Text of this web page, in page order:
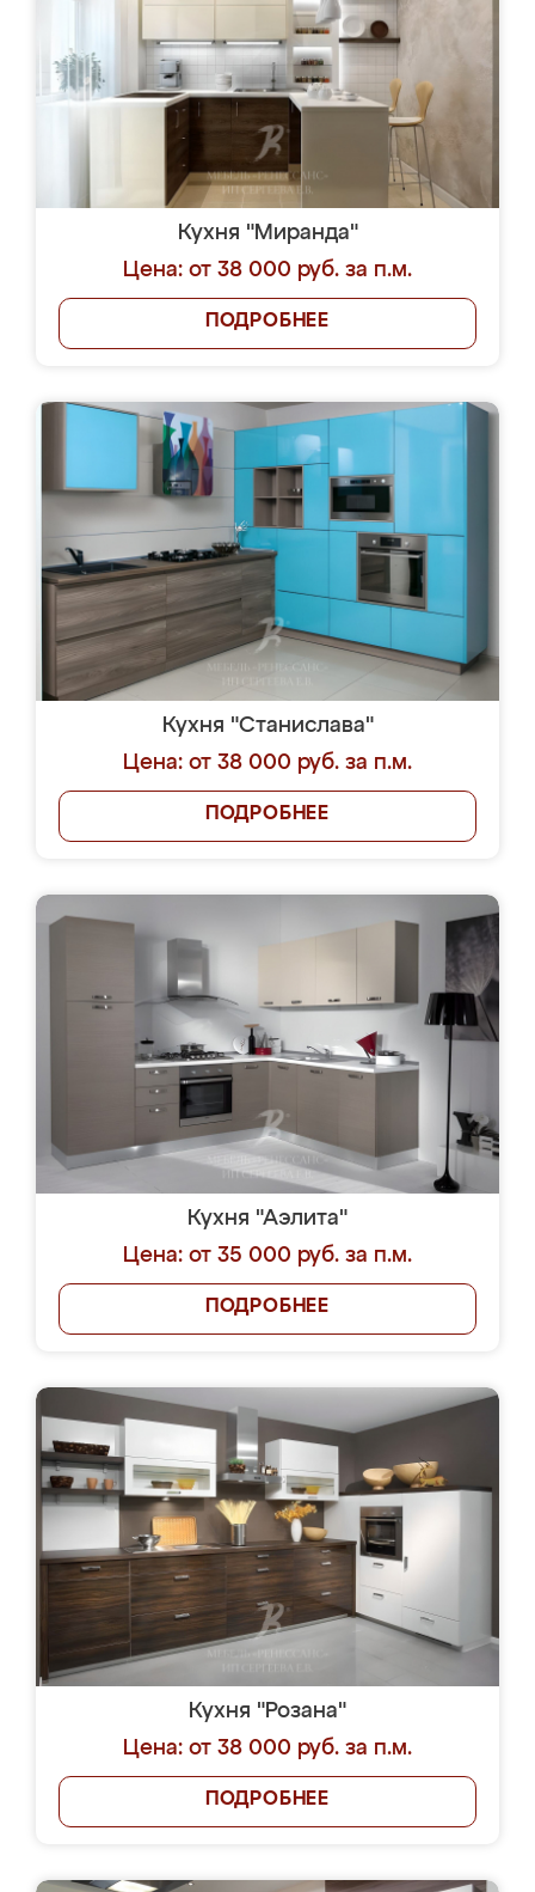
Кухня "Миранда"
Цена: от 38 000 руб. за п.м.
ПОДРОБНЕЕ
Кухня "Станислава"
Цена: от 38 000 руб. за п.м.
ПОДРОБНЕЕ
Кухня "Аэлита"
Цена: от 35 000 руб. за п.м.
ПОДРОБНЕЕ
Кухня "Розана"
Цена: от 38 000 руб. за п.м.
ПОДРОБНЕЕ